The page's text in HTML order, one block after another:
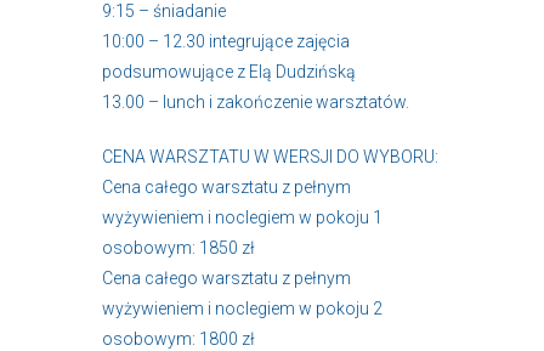
9:15 – śniadanie
10:00 – 12.30 integrujące zajęcia
podsumowujące z Elą Dudzińską
13.00 – lunch i zakończenie warsztatów.
CENA WARSZTATU W WERSJI DO WYBORU:
Cena całego warsztatu z pełnym
wyżywieniem i noclegiem w pokoju 1
osobowym: 1850 zł
Cena całego warsztatu z pełnym
wyżywieniem i noclegiem w pokoju 2
osobowym: 1800 zł